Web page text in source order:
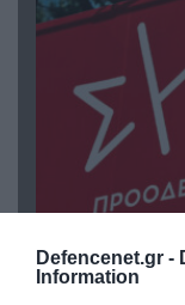
Defencenet.gr -
Information
09.08.2026 | 17:02
ΣΥΡΙΖΑ για